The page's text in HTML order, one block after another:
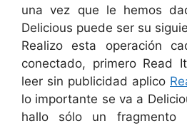
una vez que le hemos
Delicious puede ser su
Realizo esta operación
conectado, primero Read
leer sin publicidad aplico
lo importante se va a
hallo sólo un fragmento